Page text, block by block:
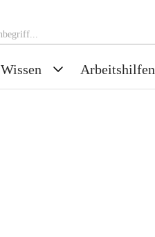
Wissen Arbeitshilfen